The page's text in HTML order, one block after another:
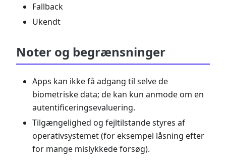
Fallback
Ukendt
Noter og begrænsninger
Apps kan ikke få adgang til selve de
biometriske data; de kan kun anmode om en
autentificeringsevaluering.
Tilgængelighed og fejltilstande styres af
operativsystemet (for eksempel låsning efter
for mange mislykkede forsøg).